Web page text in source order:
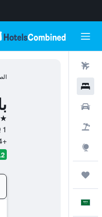
3 نجوم
1 Justice Mill Lane, AB11 6EQ, أبردين, اسكتلندا, المملكة المتحدة
+44 122 459 2999